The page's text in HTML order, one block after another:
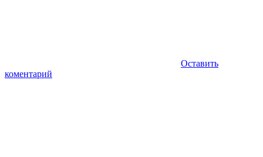
Оставить
коментарий